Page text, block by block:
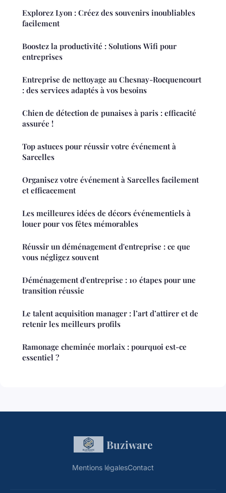
Explorez Lyon : Créez des souvenirs inoubliables
facilement
Boostez la productivité : Solutions Wifi pour
entreprises
Entreprise de nettoyage au Chesnay-Rocquencourt
: des services adaptés à vos besoins
Chien de détection de punaises à paris : efficacité
assurée !
Top astuces pour réussir votre événement à
Sarcelles
Organisez votre événement à Sarcelles facilement
et efficacement
Les meilleures idées de décors événementiels à
louer pour vos fêtes mémorables
Réussir un déménagement d'entreprise : ce que
vous négligez souvent
Déménagement d'entreprise : 10 étapes pour une
transition réussie
Le talent acquisition manager : l’art d’attirer et de
retenir les meilleurs profils
Ramonage cheminée morlaix : pourquoi est-ce
essentiel ?
Buziware
Mentions légalesContact